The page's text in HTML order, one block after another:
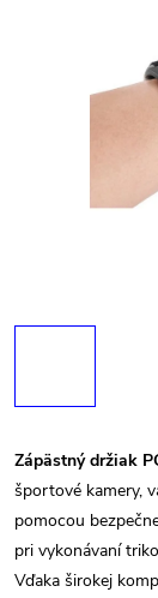
Zápästný držiak
športové kamery,
pomocou
pri vykonávaní
Vďaka širokej